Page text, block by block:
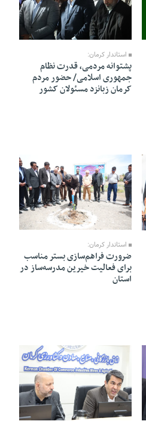
03 Ordibehesht 1405 - 11:41
استاندار کرمان:
پشتوانه مردمی، قدرت نظام
جمهوری اسلامی/ حضور مردم
کرمان زبانزد مسئولان کشور
27 Farvardin 1405 - 11:23
استاندار کرمان:
ضرورت فراهم‌سازی بستر مناسب
برای فعالیت خیرین مدرسه‌ساز در
استان
26 Farvardin 1405 - 11:46